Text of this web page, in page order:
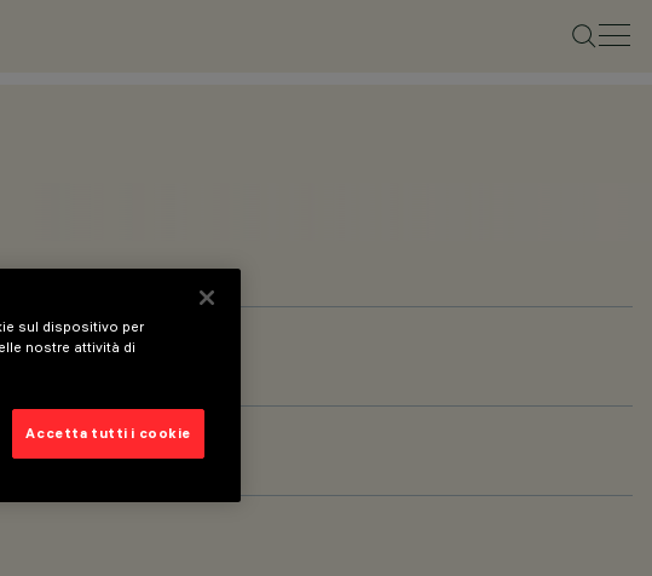
sul dispositivo per
nostre attività di
Accetta tutti i cookie